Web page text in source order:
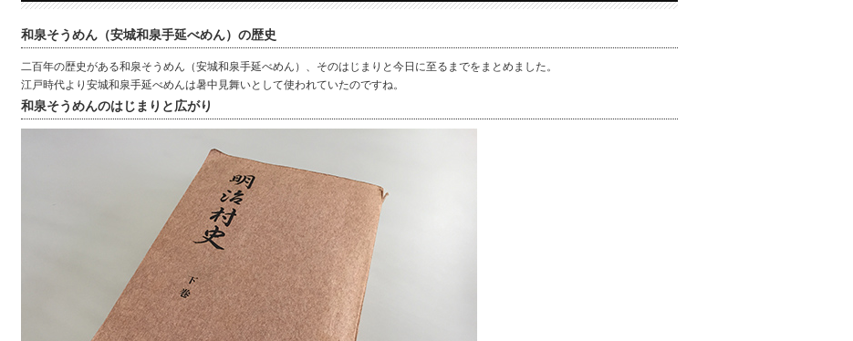
和泉そうめん（安城和泉手延べめん）の歴史
二百年の歴史がある和泉そうめん（安城和泉手延べめん）、そのはじまりと今日に至るまでをまとめました。
江戸時代より安城和泉手延べめんは暑中見舞いとして使われていたのですね。
和泉そうめんのはじまりと広がり